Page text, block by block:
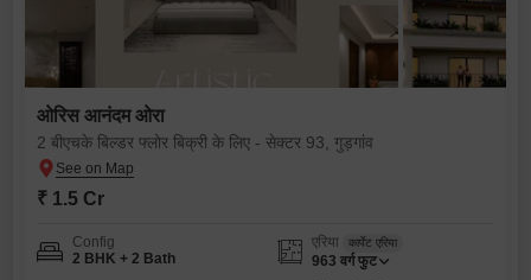
ओरिस आनंदम ओरा
2 बीएचके बिल्डर फ्लोर बिक्री के लिए - सेक्टर 93, गुड़गांव
₹ 1.5 Cr
Config
2 BHK + 2 Bath
एरिया कार्पेट एरिया
963 वर्ग फुट